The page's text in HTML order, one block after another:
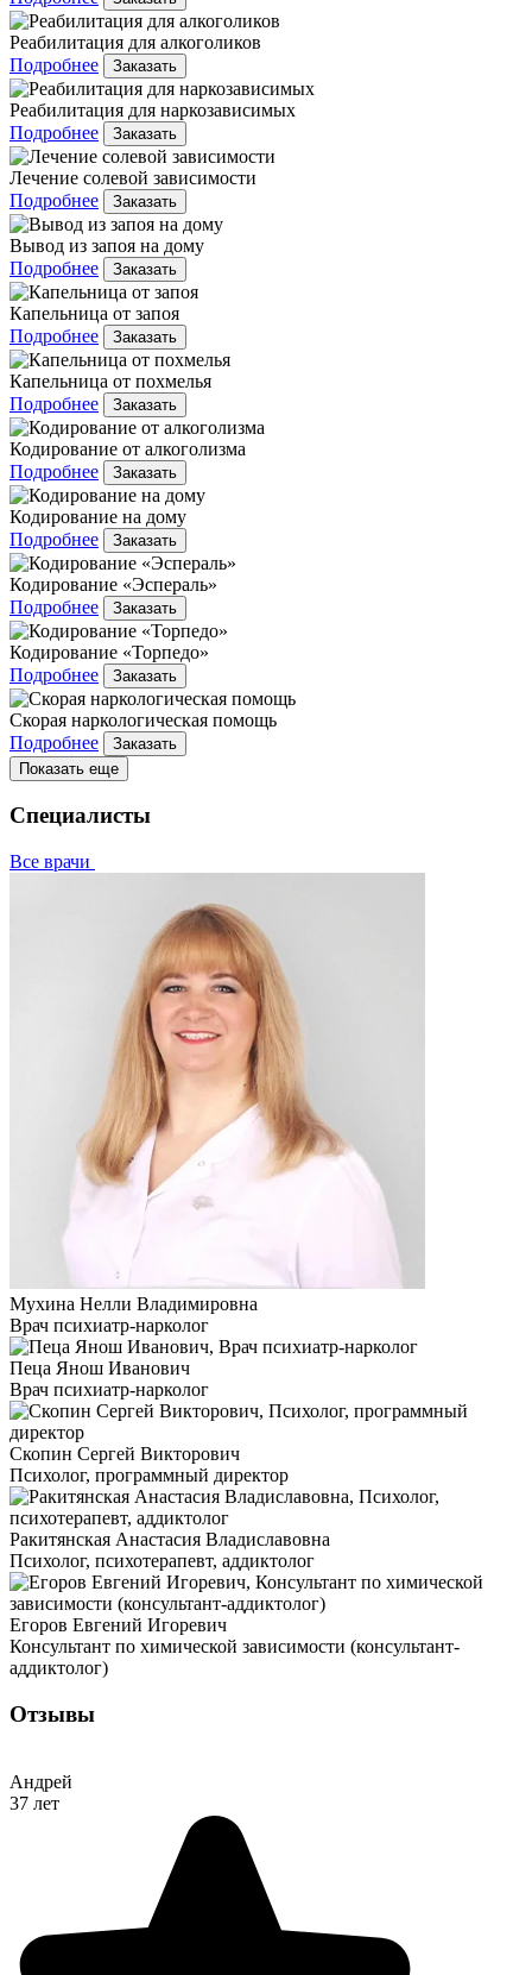
Реабилитация для алкоголиков
Подробнее
Заказать
Реабилитация для наркозависимых
Подробнее
Заказать
Лечение солевой зависимости
Подробнее
Заказать
Вывод из запоя на дому
Подробнее
Заказать
Капельница от запоя
Подробнее
Заказать
Капельница от похмелья
Подробнее
Заказать
Кодирование от алкоголизма
Подробнее
Заказать
Кодирование на дому
Подробнее
Заказать
Кодирование «Эспераль»
Подробнее
Заказать
Кодирование «Торпедо»
Подробнее
Заказать
Скорая наркологическая помощь
Подробнее
Заказать
Показать еще
Специалисты
Все врачи
Мухина Нелли Владимировна
Врач психиатр-нарколог
Пеца Янош Иванович
Врач психиатр-нарколог
Скопин Сергей Викторович
Психолог, программный директор
Ракитянская Анастасия Владиславовна
Психолог, психотерапевт, аддиктолог
Егоров Евгений Игоревич
Консультант по химической зависимости (консультант-
аддиктолог)
Отзывы
Андрей
37 лет